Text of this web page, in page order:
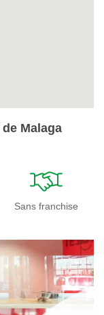
Malaga
Sans franchise